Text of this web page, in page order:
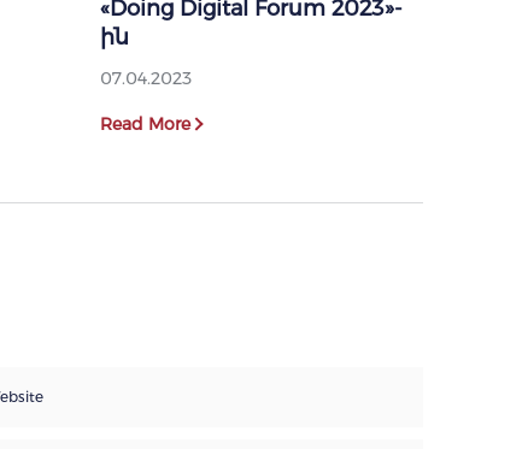
«Doing Digital Forum 2023»-
ին
07.04.2023
Read More